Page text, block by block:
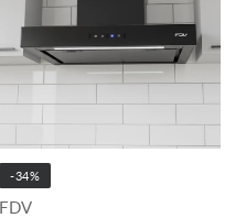
-34%
FDV